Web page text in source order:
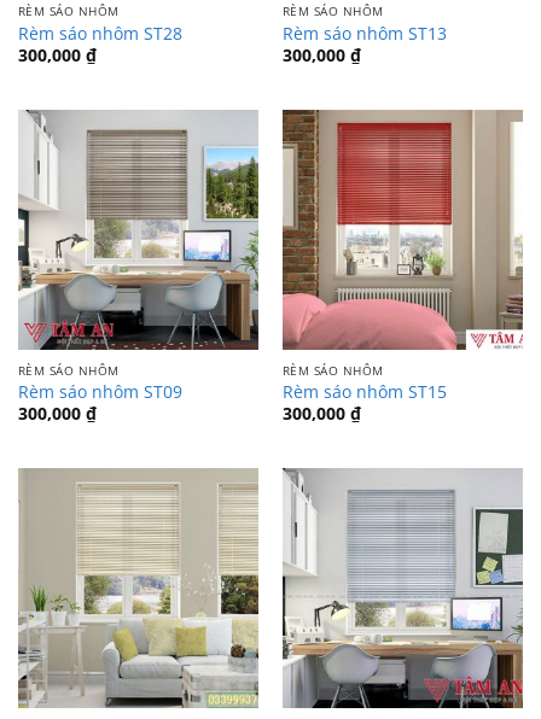
RÈM SÁO NHÔM
Rèm sáo nhôm ST28
300,000 ₫
RÈM SÁO NHÔM
Rèm sáo nhôm ST13
300,000 ₫
RÈM SÁO NHÔM
Rèm sáo nhôm ST09
300,000 ₫
RÈM SÁO NHÔM
Rèm sáo nhôm ST15
300,000 ₫